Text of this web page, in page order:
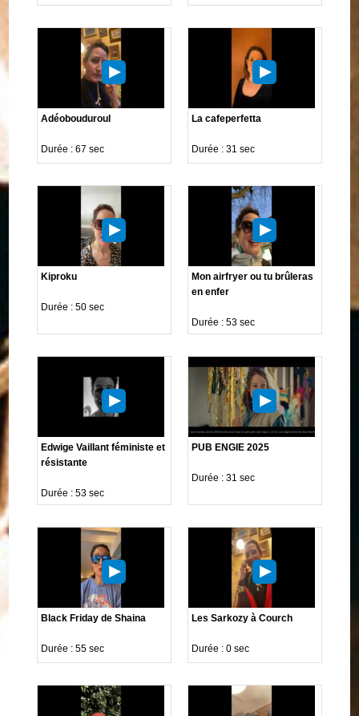
Adéobouduroul
Durée : 67 sec
La cafeperfetta
Durée : 31 sec
Kiproku
Durée : 50 sec
Mon airfryer ou tu brûleras
en enfer
Durée : 53 sec
Edwige Vaillant féministe et
résistante
Durée : 53 sec
PUB ENGIE 2025
Durée : 31 sec
Black Friday de Shaina
Durée : 55 sec
Les Sarkozy à Courch
Durée : 0 sec